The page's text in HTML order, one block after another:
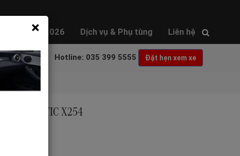
Benz 2026 Dịch vụ & Phụ tùng Liên hệ
Hotline: 035 399 5555 Đặt hẹn xem xe
200 4MATIC X254
hàng)
×